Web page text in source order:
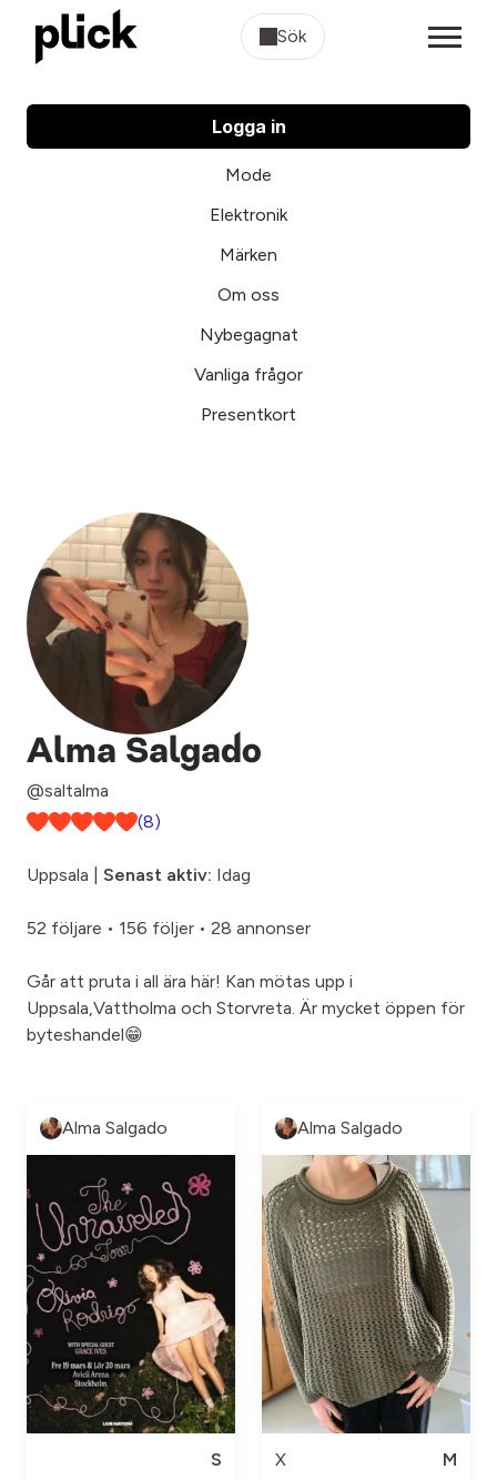
Sök
Logga in
Mode
Elektronik
Märken
Om oss
Nybegagnat
Vanliga frågor
Presentkort
Alma Salgado
@saltalma
(8)
Uppsala | Senast aktiv: Idag
52 följare • 156 följer • 28 annonser
Går att pruta i all ära här! Kan mötas upp i
Uppsala,Vattholma och Storvreta. Är mycket öppen för
byteshandel😁
Alma Salgado
S
Alma Salgado
X
M